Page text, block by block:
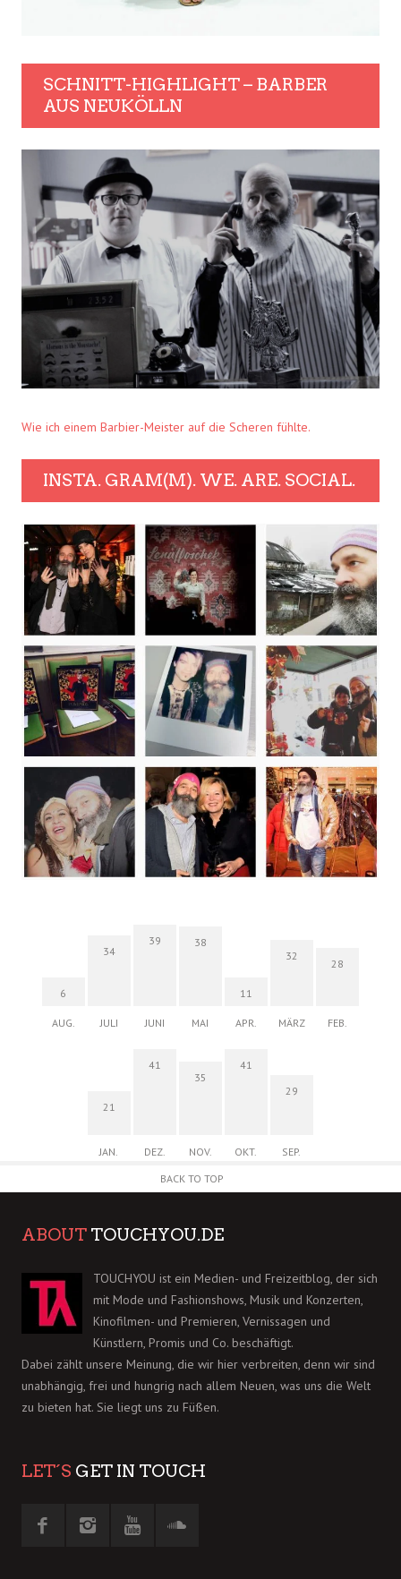
SCHNITT-HIGHLIGHT – BARBER
AUS NEUKÖLLN
Wie ich einem Barbier-Meister auf die Scheren fühlte.
INSTA. GRAM(M). WE. ARE. SOCIAL.
6
AUG.
34
JULI
39
JUNI
38
MAI
11
APR.
32
MÄRZ
28
FEB.
21
JAN.
41
DEZ.
35
NOV.
41
OKT.
29
SEP.
BACK TO TOP
ABOUT TOUCHYOU.DE
TOUCHYOU ist ein Medien- und Freizeitblog, der sich
mit Mode und Fashionshows, Musik und Konzerten,
Kinofilmen- und Premieren, Vernissagen und
Künstlern, Promis und Co. beschäftigt.
Dabei zählt unsere Meinung, die wir hier verbreiten, denn wir sind
unabhängig, frei und hungrig nach allem Neuen, was uns die Welt
zu bieten hat. Sie liegt uns zu Füßen.
LET´S GET IN TOUCH